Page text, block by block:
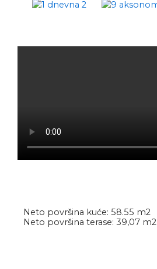
Neto površina kuće: 58.55 m2
Neto površina terase: 39,07 m2